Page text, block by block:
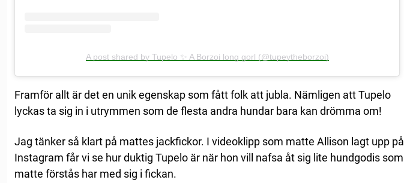
A post shared by Tupelo ✨ A Borzoi long gorl (@tupeytheborzoi)
Framför allt är det en unik egenskap som fått folk att jubla. Nämligen att Tupelo
lyckas ta sig in i utrymmen som de flesta andra hundar bara kan drömma om!
Jag tänker så klart på mattes jackfickor. I videoklipp som matte Allison lagt upp på
Instagram får vi se hur duktig Tupelo är när hon vill nafsa åt sig lite hundgodis som
matte förstås har med sig i fickan.